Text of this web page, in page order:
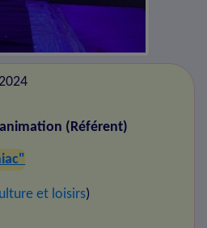
(Référent)
et loisirs)